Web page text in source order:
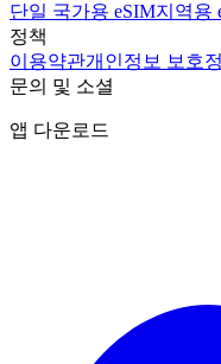
단일 국가용 eSIM지역용
정책
이용약관개인정보 보호
문의 및 소셜
앱 다운로드